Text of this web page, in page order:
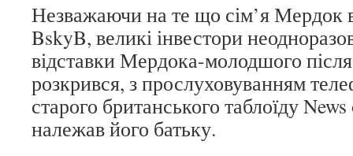
Незважаючи на те що сім’я Мердок
BskyB, великі інвестори
відставки Мердока-молодшого
розкрився, з прослуховуванням
старого британського таблоїду
належав його батьку.